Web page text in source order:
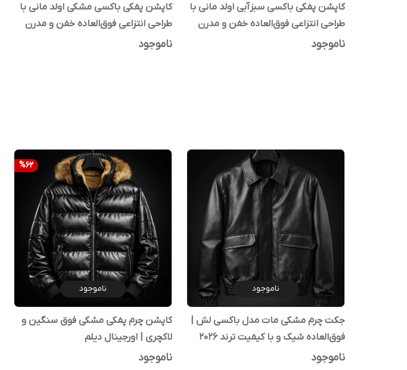
کاپشن پفکی باکسی سبزآبی اولد مانی با
طراحی انتزاعی فوق‌العاده خفن و مدرن
۲۰۲۶
ناموجود
کاپشن پفکی باکسی مشکی اولد مانی با
طراحی انتزاعی فوق‌العاده خفن و مدرن
۲۰۲۶
ناموجود
ناموجود
جکت چرم مشکی مات مدل باکسی لش |
فوق‌العاده شیک و با کیفیت ترند 2026
ناموجود
%62
ناموجود
کاپشن چرم پفکی مشکی فوق سنگین و
لاکچری | اورجینال دیلم
ناموجود